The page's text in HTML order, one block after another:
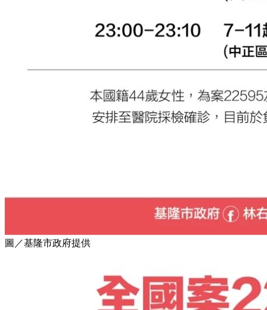
圖／基隆市政府提供